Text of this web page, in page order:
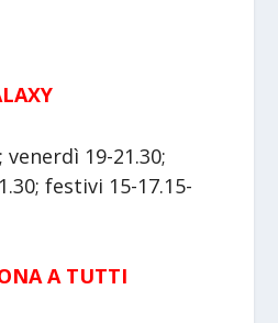
19-21.30;
festivi 15-17.15-
A TUTTI